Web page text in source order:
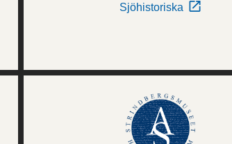
Sjöhistoriska